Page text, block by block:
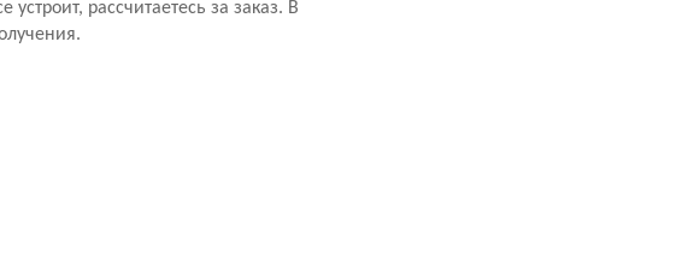
рассчитаетесь за заказ. В